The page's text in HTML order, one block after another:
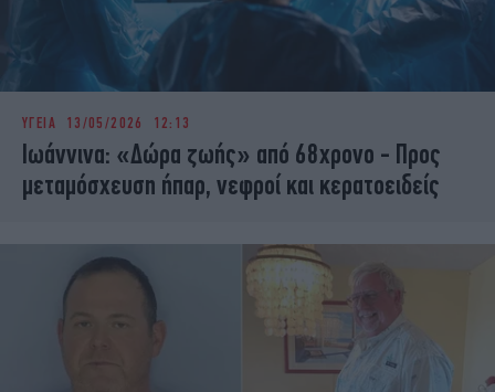
ΥΓΕΙΑ 13/05/2026 12:13
Ιωάννινα: «Δώρα ζωής» από 68χρονο - Προς
μεταμόσχευση ήπαρ, νεφροί και κερατοειδείς